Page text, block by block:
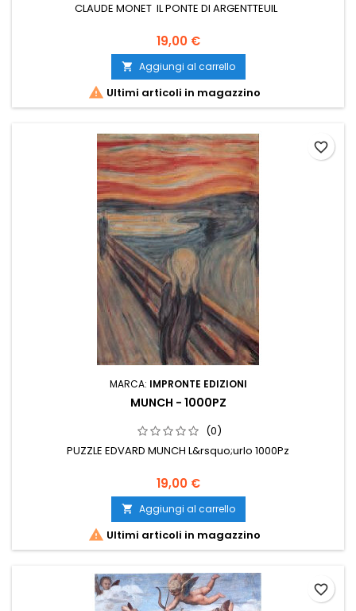
CLAUDE MONET IL PONTE DI ARGENTTEUIL
19,00 €
 Aggiungi al carrello
 Ultimi articoli in magazzino
MARCA: IMPRONTE EDIZIONI
MUNCH - 1000PZ
(0)
PUZZLE EDVARD MUNCH L&rsquo;urlo 1000Pz
19,00 €
 Aggiungi al carrello
 Ultimi articoli in magazzino
favorite_border
favorite_border